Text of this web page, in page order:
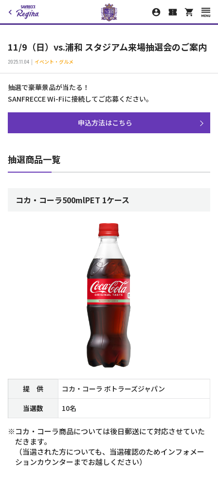
11/9（日）vs.浦和 スタジアム来場抽選会のご案内
2025.11.04 イベント・グルメ
抽選で豪華景品が当たる！
SANFRECCE Wi-Fiに接続してご応募ください。
申込方法はこちら
抽選商品一覧
コカ・コーラ500mlPET 1ケース
提 供
コカ・コーラ ボトラーズジャパン
当選数
10名
※コカ・コーラ商品については後日郵送にて対応させていた
だきます。
（当選された方についても、当選確認のためインフォメー
ションカウンターまでお越しください）